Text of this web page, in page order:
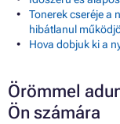
Tonerek cseréje a
hibátlanul
Hova dobjuk ki a
Örömmel
Ön számára